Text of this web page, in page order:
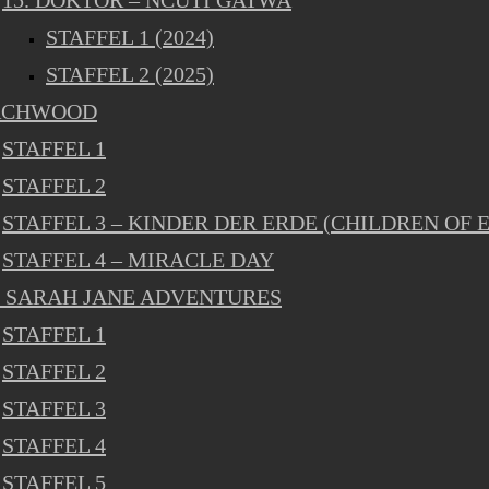
STAFFEL 1 (2024)
STAFFEL 2 (2025)
STAFFEL 1
STAFFEL 2
STAFFEL 3 – KINDER DER ERDE (CHILDREN OF
STAFFEL 4 – MIRACLE DAY
SARAH JANE ADVENTURES
STAFFEL 1
STAFFEL 2
STAFFEL 3
STAFFEL 4
STAFFEL 5